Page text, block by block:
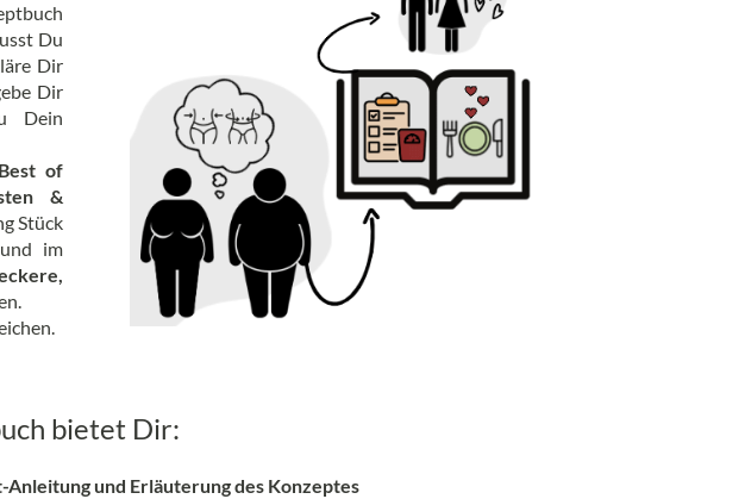
Du
Dir
Dir
Dein
of
&
Stück
im
bietet Dir:
und Erläuterung des Konzeptes